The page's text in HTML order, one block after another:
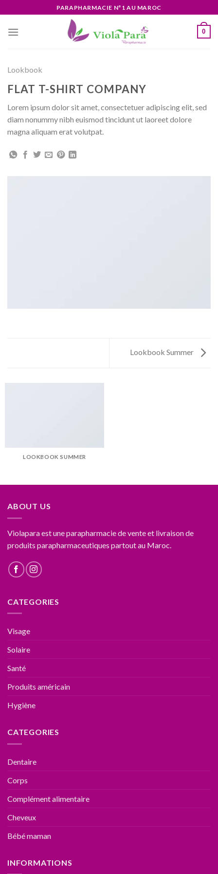
to
content
PARAPHARMACIE N°1 AU MAROC
0
Lookbook
FLAT T-SHIRT COMPANY
Lorem ipsum dolor sit amet, consectetuer adipiscing elit, sed
diam nonummy nibh euismod tincidunt ut laoreet dolore
magna aliquam erat volutpat.
Lookbook Summer
LOOKBOOK SUMMER
ABOUT US
Violapara est une parapharmacie de vente et livraison de
produits parapharmaceutiques partout au Maroc.
CATEGORIES
Visage
Solaire
Santé
Produits américain
Hygiène
CATEGORIES
Dentaire
Corps
Complément alimentaire
Cheveux
Bébé maman
INFORMATIONS